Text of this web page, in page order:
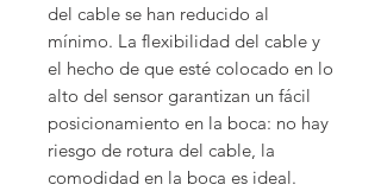
del cable se han reducido al
mínimo. La flexibilidad del cable y
el hecho de que esté colocado en lo
alto del sensor garantizan un fácil
posicionamiento en la boca: no hay
riesgo de rotura del cable, la
comodidad en la boca es ideal.